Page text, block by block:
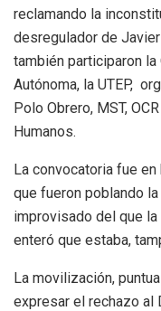
reclamando la
desregulador de
también participaron la
Autónoma, la UTEP,
Polo Obrero, MST,
Humanos.
La convocatoria fue
que fueron poblando
improvisado del que
enteró que estaba,
La movilización,
expresar el rechazo al